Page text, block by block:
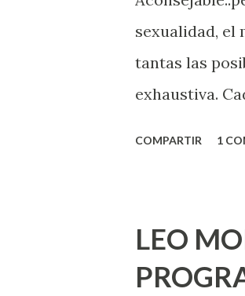
sexualidad, el
tantas las
exhaustiva.
que estés
lo que
sexuales no
COMPARTIR 1
LEO